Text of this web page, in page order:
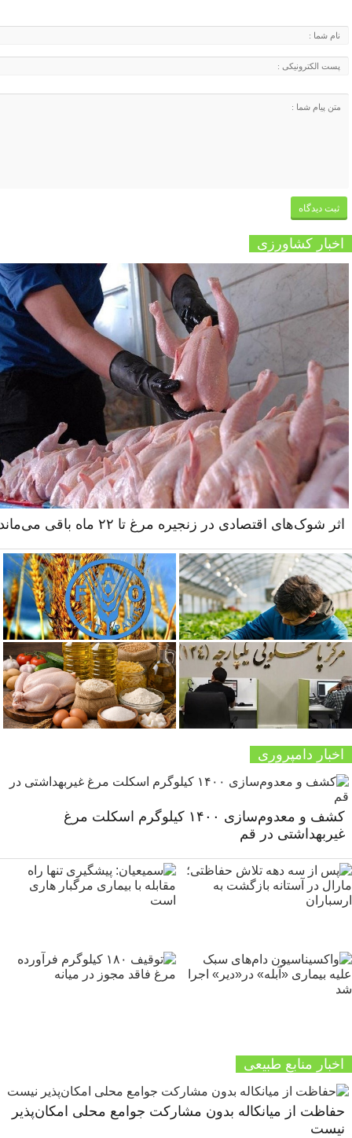
اخبار کشاورزی
اثر شوک‌های اقتصادی در زنجیره مرغ تا ۲۲ ماه باقی می‌ماند
اخبار دامپروری
کشف و معدوم‌سازی ۱۴۰۰ کیلوگرم اسکلت مرغ
غیربهداشتی در قم
اخبار منابع طبیعی
حفاظت از میانکاله بدون مشارکت جوامع محلی امکان‌پذیر
نیست